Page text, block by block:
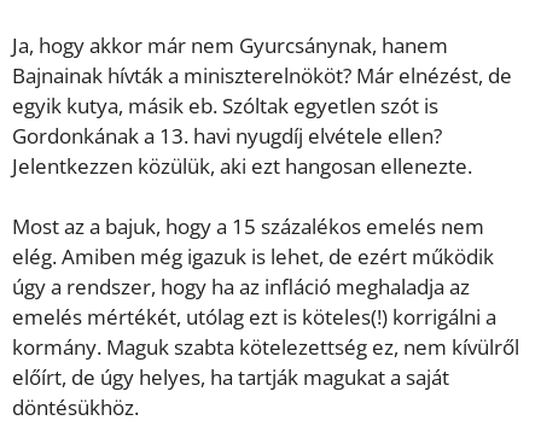
Ja, hogy akkor már nem Gyurcsánynak, hanem
Bajnainak hívták a miniszterelnököt? Már elnézést, de
egyik kutya, másik eb. Szóltak egyetlen szót is
Gordonkának a 13. havi nyugdíj elvétele ellen?
Jelentkezzen közülük, aki ezt hangosan ellenezte.
Most az a bajuk, hogy a 15 százalékos emelés nem
elég. Amiben még igazuk is lehet, de ezért működik
úgy a rendszer, hogy ha az infláció meghaladja az
emelés mértékét, utólag ezt is köteles(!) korrigálni a
kormány. Maguk szabta kötelezettség ez, nem kívülről
előírt, de úgy helyes, ha tartják magukat a saját
döntésükhöz.